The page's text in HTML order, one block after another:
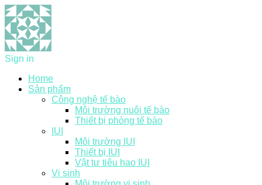
Sign in
Home
Sản phẩm
Công nghệ tế bào
Môi trường nuôi tế bào
Thiết bị phòng tế bào
IUI
Môi trường IUI
Thiết bị IUI
Vật tư tiêu hao IUI
Vi sinh